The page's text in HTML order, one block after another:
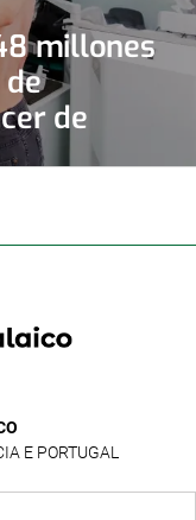
millones
de
E PORTUGAL